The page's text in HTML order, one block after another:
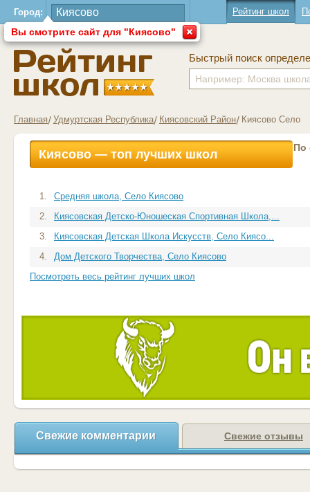
Город:
Вы смотрите сайт для "Киясово"
Рейтинг школ
Быстрый поиск
Главная Удмуртская Республика Киясовский Район Киясово Село
Киясово — топ лучших школ По
1.
Средняя школа, Село Киясово
2.
Киясовская Детско-Юношеская Спортивная Школа,...
3.
Киясовская Детская Школа Искусств, Село Киясо...
4.
Дом Детского Творчества, Село Киясово
Посмотреть весь рейтинг лучших школ
Свежие комментарии Свежие отзывы